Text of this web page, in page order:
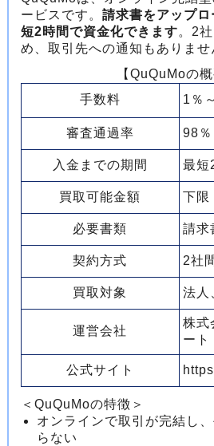
ービスです。 請求書をアップ
短2時間で資金化できます。2
め、取引先への通知もありませ
【QuQuMoの概
手数料
1％～
審査通過率 98％
入金までの期間 最短
買取可能金額 下
必要書類 請求
契約方式 2社
買取対象 法人
運営会社
株式
ート
公式サイト
＜QuQuMoの特徴＞
オンラインで取引が完結し
らない